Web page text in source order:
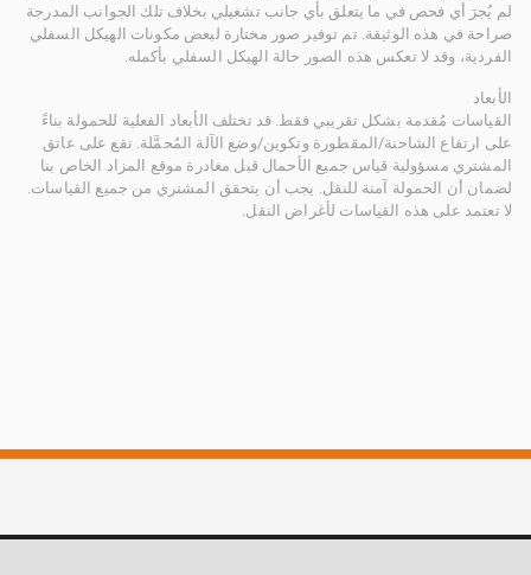
لم يُجرَ أي فحص في ما يتعلق بأي جانب تشغيلي بخلاف تلك الجوانب المدرجة
صراحة في هذه الوثيقة. تم توفير صور مختارة لبعض مكونات الهيكل السفلي
الفردية، وقد لا تعكس هذه الصور حالة الهيكل السفلي بأكمله.
الأبعاد
القياسات مُقدمة بشكل تقريبي فقط. قد تختلف الأبعاد الفعلية للحمولة بناءً
على ارتفاع الشاحنة/المقطورة وتكوين/وضع الآلة المُحمَّلة. تقع على عاتق
المشتري مسؤولية قياس جميع الأحمال قبل مغادرة موقع المزاد الخاص بنا
لضمان أن الحمولة آمنة للنقل. يجب أن يتحقق المشتري من جميع القياسات.
لا تعتمد على هذه القياسات لأغراض النقل.